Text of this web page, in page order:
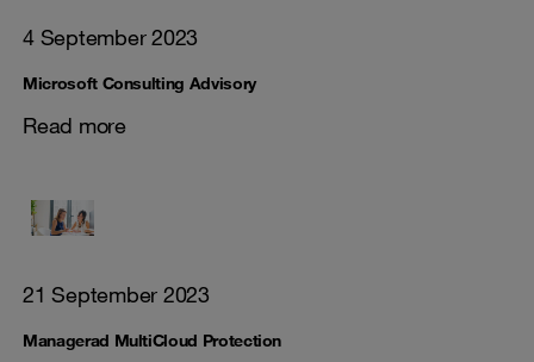
4 September 2023
Microsoft Consulting Advisory
Read more
21 September 2023
Managerad MultiCloud Protection